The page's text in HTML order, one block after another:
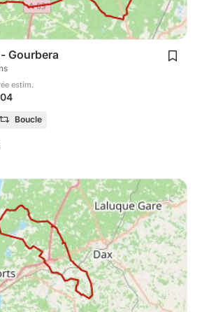
Gourbera
estim.
Boucle